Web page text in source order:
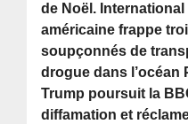
de Noël. International
américaine frappe
soupçonnés de
drogue dans l’océan
Trump poursuit la
diffamation et